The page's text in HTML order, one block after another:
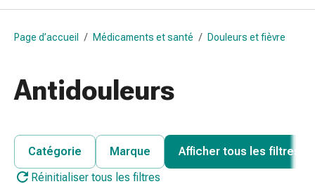
Refroidissement
pour
Médicaments
grippe
le
Page d’accueil / Médicaments et santé / Douleurs et fièvre
Antidouleurs
Catégorie Marque
Afficher tous les filtres
Réinitialiser tous les filtres